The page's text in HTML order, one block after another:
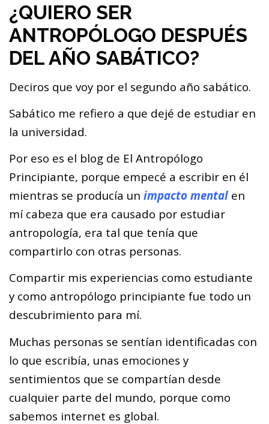
¿QUIERO SER
ANTROPÓLOGO DESPUÉS
DEL AÑO SABÁTICO?
Deciros que voy por el segundo año sabático.
Sabático me refiero a que dejé de estudiar en
la universidad.
Por eso es el blog de El Antropólogo
Principiante, porque empecé a escribir en él
mientras se producía un impacto mental en
mí cabeza que era causado por estudiar
antropología, era tal que tenía que
compartirlo con otras personas.
Compartir mis experiencias como estudiante
y como antropólogo principiante fue todo un
descubrimiento para mí.
Muchas personas se sentían identificadas con
lo que escribía, unas emociones y
sentimientos que se compartían desde
cualquier parte del mundo, porque como
sabemos internet es global.